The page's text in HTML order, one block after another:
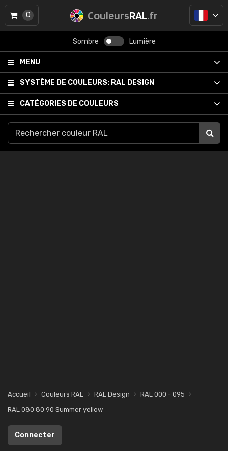
CouleursRAL.fr
Sombre Lumière
MENU
SYSTÈME DE COULEURS: RAL DESIGN
CATÉGORIES DE COULEURS
0
Accueil Couleurs RAL RAL Design
RAL 000 - 095
RAL 080 80 90 Summer yellow
Connecter